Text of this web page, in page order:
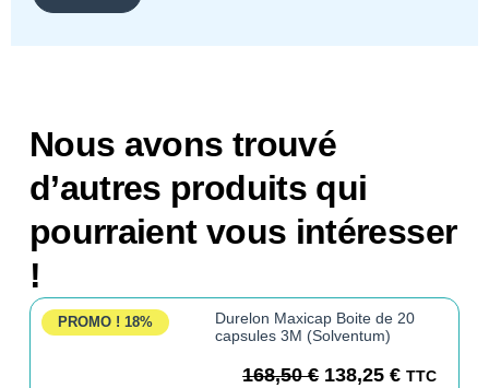
Nous avons trouvé
d’autres produits qui
pourraient vous intéresser
!
PROMO ! 18%
Durelon Maxicap Boite de 20
capsules 3M (Solventum)
168,50€ 138,25€ TTC